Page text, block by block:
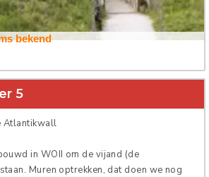
bekend
5
Atlantikwall
in WOII om de vijand (de
Muren optrekken, dat doen we nog